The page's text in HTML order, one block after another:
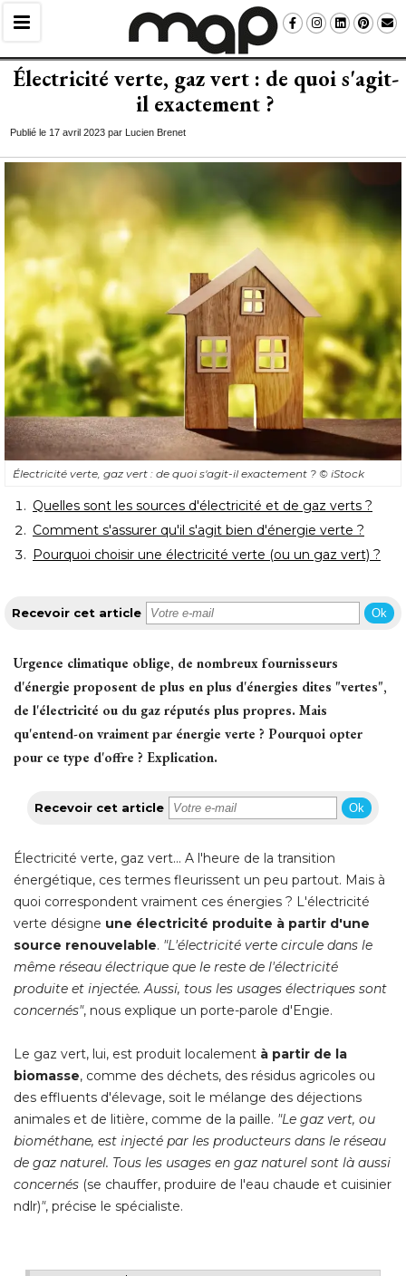
Électricité verte, gaz vert : de quoi s'agit-
il exactement ?
Publié le 17 avril 2023 par Lucien Brenet
Électricité verte, gaz vert : de quoi s'agit-il exactement ? © iStock
Quelles sont les sources d'électricité et de gaz verts ?
Comment s'assurer qu'il s'agit bien d'énergie verte ?
Pourquoi choisir une électricité verte (ou un gaz vert) ?
Recevoir cet article Ok
Urgence climatique oblige, de nombreux fournisseurs
d'énergie proposent de plus en plus d'énergies dites "vertes",
de l'électricité ou du gaz réputés plus propres. Mais
qu'entend-on vraiment par énergie verte ? Pourquoi opter
pour ce type d'offre ? Explication.
Recevoir cet article Ok
Électricité verte, gaz vert... A l'heure de la transition
énergétique, ces termes fleurissent un peu partout. Mais à
quoi correspondent vraiment ces énergies ? L'électricité
verte désigne une électricité produite à partir d'une
source renouvelable. "L'électricité verte circule dans le
même réseau électrique que le reste de l'électricité
produite et injectée. Aussi, tous les usages électriques sont
concernés", nous explique un porte-parole d'Engie.
Le gaz vert, lui, est produit localement à partir de la
biomasse, comme des déchets, des résidus agricoles ou
des effluents d'élevage, soit le mélange des déjections
animales et de litière, comme de la paille. "Le gaz vert, ou
biométhane, est injecté par les producteurs dans le réseau
de gaz naturel. Tous les usages en gaz naturel sont là aussi
concernés (se chauffer, produire de l'eau chaude et cuisinier
ndlr)", précise le spécialiste.